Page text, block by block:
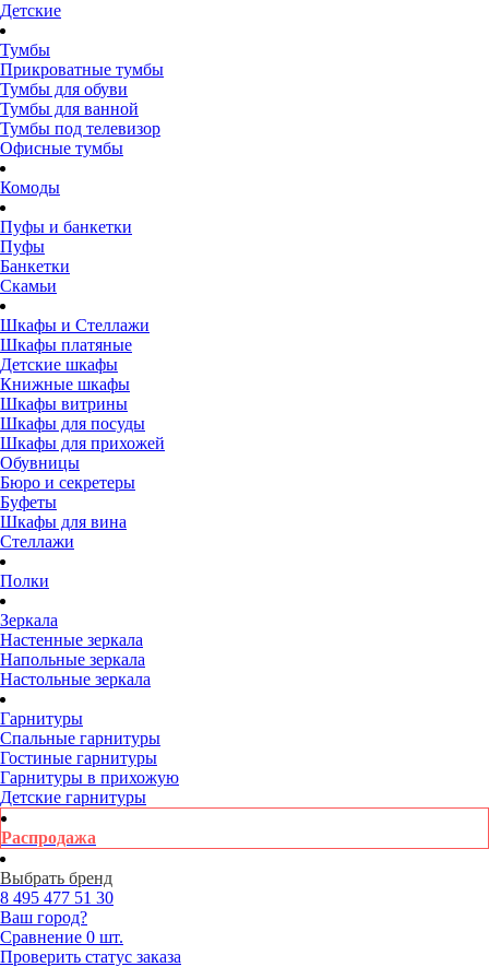
Детские
Тумбы
Прикроватные тумбы
Тумбы для обуви
Тумбы для ванной
Тумбы под телевизор
Офисные тумбы
Комоды
Пуфы и банкетки
Пуфы
Банкетки
Скамьи
Шкафы и Стеллажи
Шкафы платяные
Детские шкафы
Книжные шкафы
Шкафы витрины
Шкафы для посуды
Шкафы для прихожей
Обувницы
Бюро и секретеры
Буфеты
Шкафы для вина
Стеллажи
Полки
Зеркала
Настенные зеркала
Напольные зеркала
Настольные зеркала
Гарнитуры
Спальные гарнитуры
Гостиные гарнитуры
Гарнитуры в прихожую
Детские гарнитуры
Распродажа
Выбрать бренд
8 495 477 51 30
Ваш город?
Сравнение 0 шт.
Проверить статус заказа